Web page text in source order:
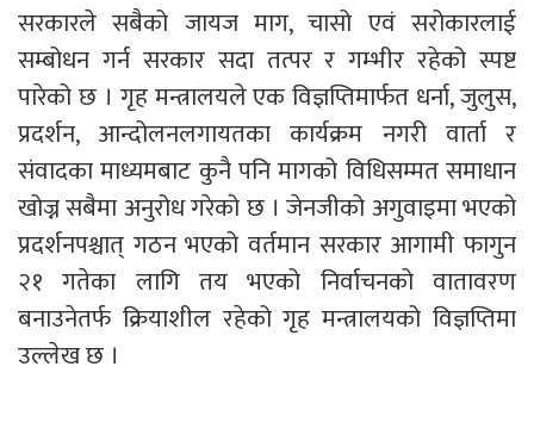
सरकारले सबैको जायज माग, चासो एवं सरोकारलाई
सम्बोधन गर्न सरकार सदा तत्पर र गम्भीर रहेको स्पष्ट
पारेको छ । गृह मन्त्रालयले एक विज्ञप्तिमार्फत धर्ना, जुलुस,
प्रदर्शन, आन्दोलनलगायतका कार्यक्रम नगरी वार्ता र
संवादका माध्यमबाट कुनै पनि मागको विधिसम्मत समाधान
खोज्न सबैमा अनुरोध गरेको छ । जेनजीको अगुवाइमा भएको
प्रदर्शनपश्चात् गठन भएको वर्तमान सरकार आगामी फागुन
२१ गतेका लागि तय भएको निर्वाचनको वातावरण
बनाउनेतर्फ क्रियाशील रहेको गृह मन्त्रालयको विज्ञप्तिमा
उल्लेख छ ।